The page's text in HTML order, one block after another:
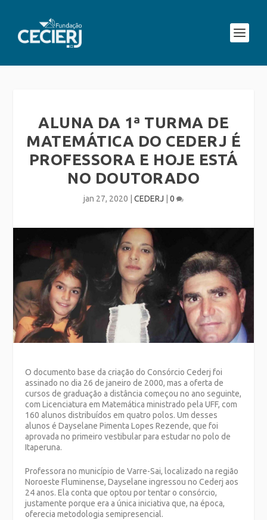
ALUNA DA 1ª TURMA DE
MATEMÁTICA DO CEDERJ É
PROFESSORA E HOJE ESTÁ
NO DOUTORADO
jan 27, 2020 CEDERJ 0
O documento base da criação do Consórcio Cederj foi
assinado no dia 26 de janeiro de 2000, mas a oferta de
cursos de graduação a distância começou no ano seguinte,
com Licenciatura em Matemática ministrado pela UFF, com
160 alunos distribuídos em quatro polos. Um desses
alunos é Dayselane Pimenta Lopes Rezende, que foi
aprovada no primeiro vestibular para estudar no polo de
Itaperuna.
Professora no município de Varre-Sai, localizado na região
Noroeste Fluminense, Dayselane ingressou no Cederj aos
24 anos. Ela conta que optou por tentar o consórcio,
justamente porque era a única iniciativa que, na época,
oferecia metodologia semipresencial.